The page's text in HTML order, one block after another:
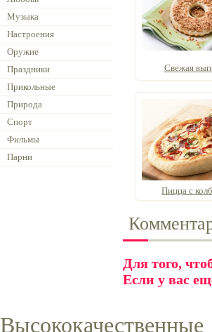
Музыка
Настроения
Оружие
Праздники
Прикольные
Природа
Спорт
Фильмы
Парни
Свежая
Пицца с
Для того,
Если у вас